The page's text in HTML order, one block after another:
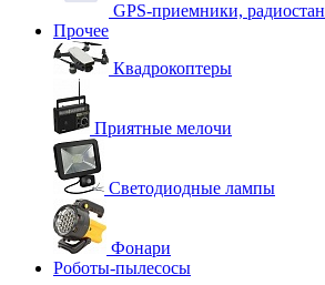
GPS-приемники,
Прочее
Квадрокоптеры
Приятные мелочи
Светодиодные лампы
Фонари
Роботы-пылесосы